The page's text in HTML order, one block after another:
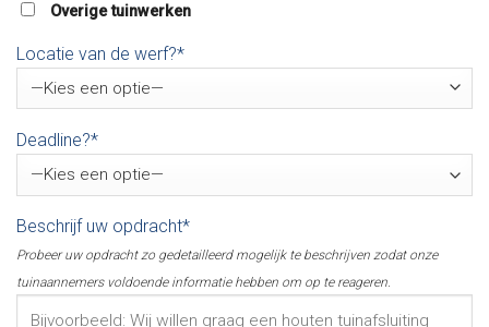
Overige tuinwerken
Locatie van de werf?*
Deadline?*
Beschrijf uw opdracht*
Probeer uw opdracht zo gedetailleerd mogelijk te beschrijven zodat onze
tuinaannemers voldoende informatie hebben om op te reageren.